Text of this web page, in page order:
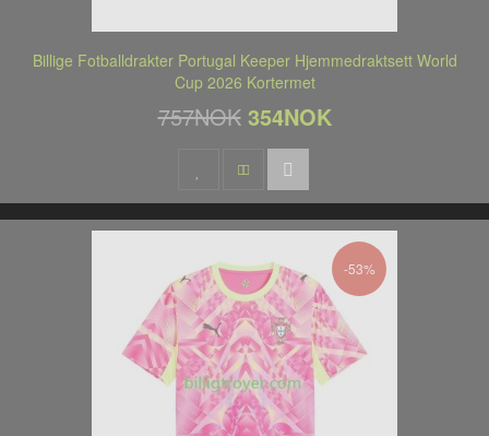
Billige Fotballdrakter Portugal Keeper Hjemmedraktsett World
Cup 2026 Kortermet
757NOK 354NOK
-53%